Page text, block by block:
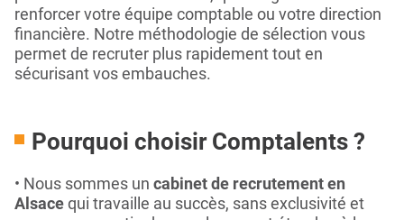
renforcer votre équipe comptable ou votre direction
financière. Notre méthodologie de sélection vous
permet de recruter plus rapidement tout en
sécurisant vos embauches.
Pourquoi choisir Comptalents ?
Nous sommes un cabinet de recrutement en
Alsacequi travaille au succès, sans exclusivité et